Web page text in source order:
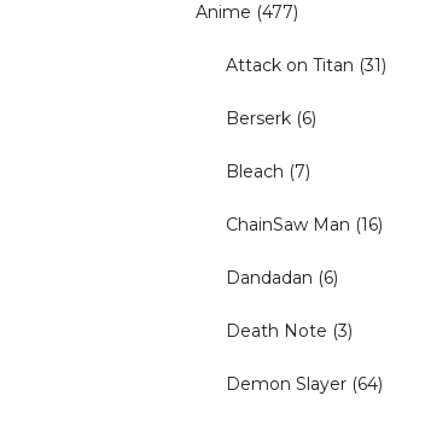
Anime (477)
Attack on Titan (31)
Berserk (6)
Bleach (7)
ChainSaw Man (16)
Dandadan (6)
Death Note (3)
Demon Slayer (64)